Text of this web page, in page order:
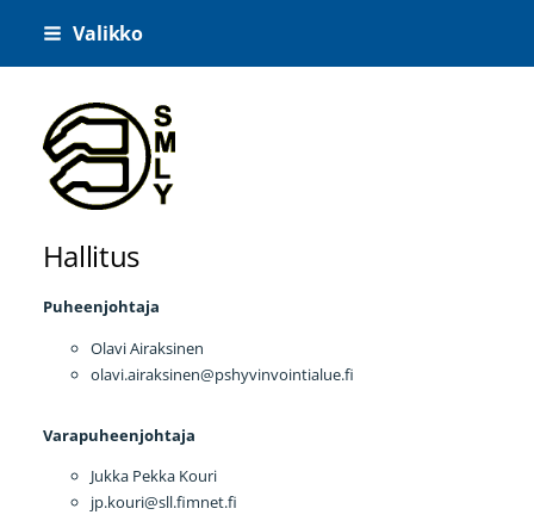
Siirry
Valikko
Suomen Manuaalisen Lääketieteen Yhdistys
Hallitus
Puheenjohtaja
Olavi Airaksinen
olavi.airaksinen@pshyvinvointialue.fi
Varapuheenjohtaja
Jukka Pekka Kouri
jp.kouri@sll.fimnet.fi